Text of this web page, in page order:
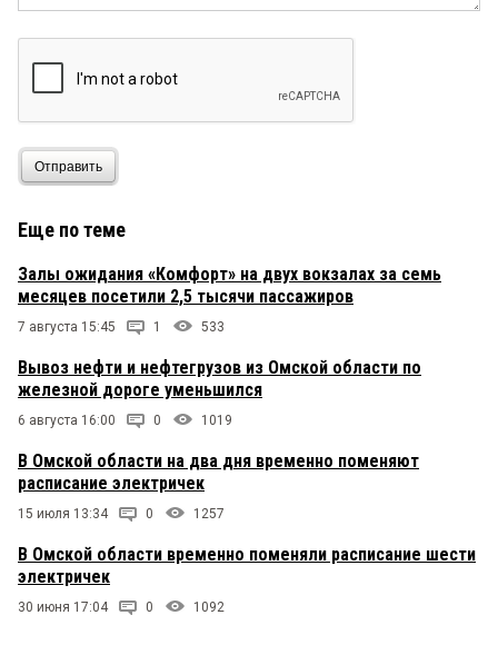
Отправить
Еще по теме
Залы ожидания «Комфорт» на двух вокзалах за семь
месяцев посетили 2,5 тысячи пассажиров
7 августа 15:45 1 533
Вывоз нефти и нефтегрузов из Омской области по
железной дороге уменьшился
6 августа 16:00 0 1019
В Омской области на два дня временно поменяют
расписание электричек
15 июля 13:34 0 1257
В Омской области временно поменяли расписание шести
электричек
30 июня 17:04 0 1092